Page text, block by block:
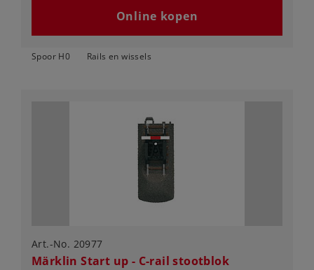
Online kopen
Spoor H0 Rails en wissels
Art.-No. 20977
Märklin Start up - C-rail stootblok